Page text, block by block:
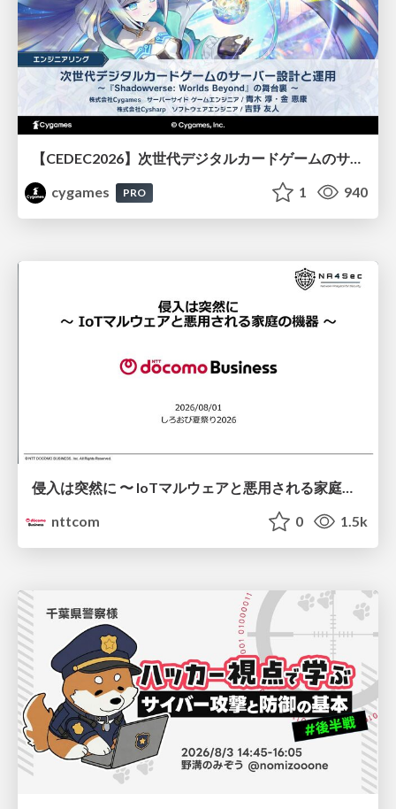
【CEDEC2026】次世代デジタルカードゲームのサーバー設計と運用 〜『Shadowverse: Worlds Beyond』の舞台裏～
cygames
PRO 1 940
侵入は突然に 〜 IoTマルウェアと悪用される家庭の機器 ～ / When Intrusion Strikes: IoT Malware and the Abuse of Home Devices
nttcom
0 1.5k